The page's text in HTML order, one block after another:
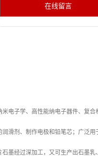
在线留言
电子学、高性能纳电子器件、复
滑剂、制作电极和铅笔芯；广泛
墨经过深加工，又可生产出石墨